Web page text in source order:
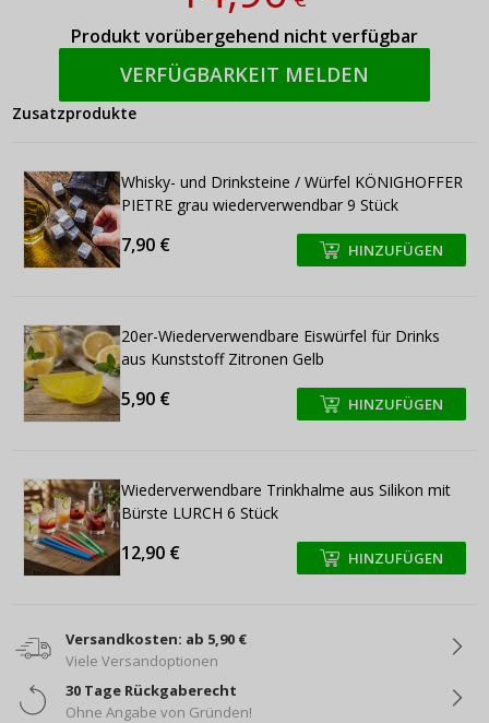
Produkt vorübergehend nicht verfügbar
VERFÜGBARKEIT MELDEN
Zusatzprodukte
Whisky- und Drinksteine / Würfel KÖNIGHOFFER
PIETRE grau wiederverwendbar 9 Stück
7,90 € +
+ HINZUFÜGEN
20er-Wiederverwendbare Eiswürfel für Drinks
aus Kunststoff Zitronen Gelb
5,90 € +
+ HINZUFÜGEN
Wiederverwendbare Trinkhalme aus Silikon mit
Bürste LURCH 6 Stück
12,90 € +
+ HINZUFÜGEN
Versandkosten: ab 5,90 €
Viele Versandoptionen
30 Tage Rückgaberecht
Ohne Angabe von Gründen!